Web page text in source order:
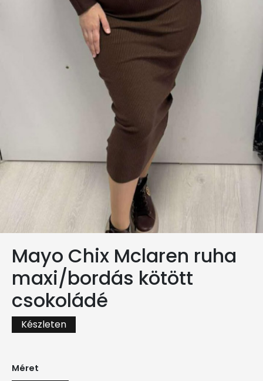
Mayo Chix Mclaren ruha
maxi/bordás kötött
csokoládé
Készleten
Méret